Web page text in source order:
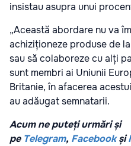
insistau asupra unui
„Această abordare nu va
achiziționeze produse de
sau să colaboreze cu alți
sunt membri ai Uniunii
Britanie, în afacerea
au adăugat semnatarii.
Acum ne puteți urmări și
pe Telegram, Facebook și